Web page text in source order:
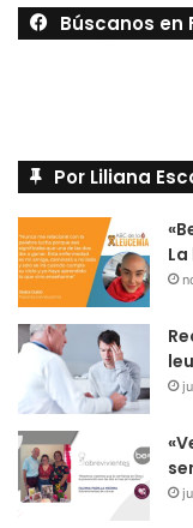
Búscanos en
Por Liliana